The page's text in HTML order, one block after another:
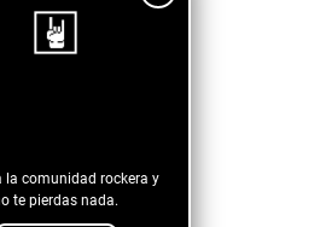
la comunidad rockera y
te pierdas nada.
ключи?
Attitude
Chumps